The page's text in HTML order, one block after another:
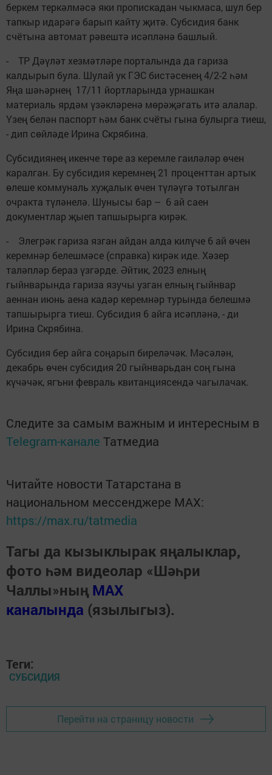
беркем теркәлмәсә яки пропискадан чыкмаса, шул бер
тапкыр идарәгә барып кайту җитә. Субсидия банк
счётына автомат рәвештә исәпләнә башлый.
- ТР Дәүләт хезмәтләре порталында да гариза
калдырып була. Шулай ук ГЭС бистәсенең 4/2-2 һәм
Яңа шәһәрнең 17/11 йортларында урнашкан
материаль ярдәм үзәкләренә мөрәҗәгать итә алалар.
Үзең белән паспорт һәм банк счёты гына булырга тиеш,
- дип сөйләде Ирина Скрябина.
Субсидиянең икенче төре аз керемле гаиләләр өчен
каралган. Бу субсидия керемнең 21 проценттан артык
өлеше коммуналь хуҗалык өчен түләүгә тотылган
очракта түләнелә. Шунысы бар – 6 ай саен
документлар җыеп тапшырырга кирәк.
- Элегрәк гариза язган айдан алда килүче 6 ай өчен
керемнәр белешмәсе (справка) кирәк иде. Хәзер
таләпләр бераз үзгәрде. Әйтик, 2023 елның
гыйнварында гариза язучы узган елның гыйнвар
аеннан июнь аена кадәр керемнәр турында белешмә
тапшырырга тиеш. Субсидия 6 айга исәпләнә, - ди
Ирина Скрябина.
Субсидия бер айга соңарып биреләчәк. Мәсәлән,
декабрь өчен субсидия 20 гыйнварьдан соң гына
күчәчәк, ягъни февраль квитанциясендә чагылачак.
Следите за самым важным и интересным в
Telegram-канале Татмедиа
Читайте новости Татарстана в
национальном мессенджере MАХ:
https://max.ru/tatmedia
Тагы да кызыклырак яңалыклар,
фото һәм видеолар «Шәһри
Чаллы»ның MAX
каналында (язылыгыз).
Теги:
СУБСИДИЯ
Перейти на страницу новости